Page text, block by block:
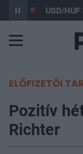
-0,61% USD/HUF
ELŐFIZETŐI
Pozitív
Richter